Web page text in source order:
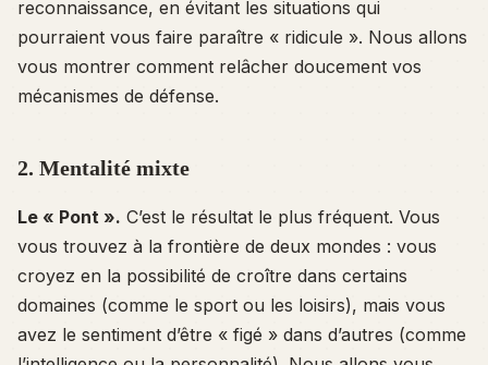
reconnaissance, en évitant les situations qui
pourraient vous faire paraître « ridicule ». Nous allons
vous montrer comment relâcher doucement vos
mécanismes de défense.
2. Mentalité mixte
Le « Pont ». C’est le résultat le plus fréquent. Vous
vous trouvez à la frontière de deux mondes : vous
croyez en la possibilité de croître dans certains
domaines (comme le sport ou les loisirs), mais vous
avez le sentiment d’être « figé » dans d’autres (comme